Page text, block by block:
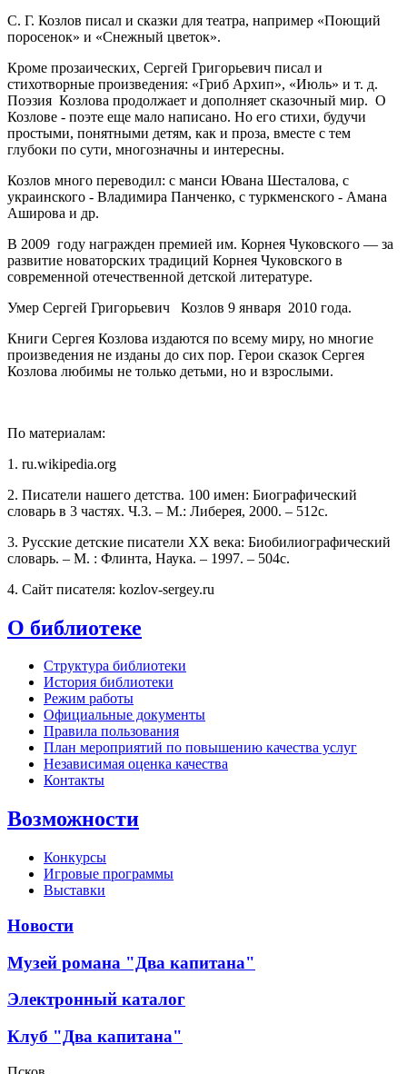
С. Г. Козлов писал и сказки для театра, например «Поющий
поросенок» и «Снежный цветок».
Кроме прозаических, Сергей Григорьевич писал и
стихотворные произведения: «Гриб Архип», «Июль» и т. д.
Поэзия Козлова продолжает и дополняет сказочный мир. О
Козлове - поэте еще мало написано. Но его стихи, будучи
простыми, понятными детям, как и проза, вместе с тем
глубоки по сути, многозначны и интересны.
Козлов много переводил: с манси Ювана Шесталова, с
украинского - Владимира Панченко, с туркменского - Амана
Аширова и др.
В 2009 году награжден премией им. Корнея Чуковского — за
развитие новаторских традиций Корнея Чуковского в
современной отечественной детской литературе.
Умер Сергей Григорьевич Козлов 9 января 2010 года.
Книги Сергея Козлова издаются по всему миру, но многие
произведения не изданы до сих пор. Герои сказок Сергея
Козлова любимы не только детьми, но и взрослыми.
По материалам:
1. ru.wikipedia.org
2. Писатели нашего детства. 100 имен: Биографический
словарь в 3 частях. Ч.3. – М.: Либерея, 2000. – 512с.
3. Русские детские писатели ХХ века: Биобилиографический
словарь. – М. : Флинта, Наука. – 1997. – 504с.
4. Сайт писателя: kozlov-sergey.ru
О библиотеке
Структура библиотеки
История библиотеки
Режим работы
Официальные документы
Правила пользования
План мероприятий по повышению качества услуг
Независимая оценка качества
Контакты
Возможности
Конкурсы
Игровые программы
Выставки
Новости
Музей романа "Два капитана"
Электронный каталог
Клуб "Два капитана"